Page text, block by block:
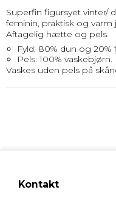
Superfin figursyet vinter/
feminin, praktisk og varm
Aftagelig hætte og pels.
Fyld: 80% dun og 20%
Pels: 100% vaskebjørn.
Vaskes uden pels på
Kontakt